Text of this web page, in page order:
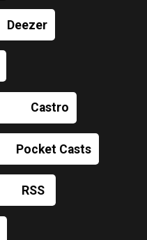
Deezer
Castro
Pocket Casts
RSS